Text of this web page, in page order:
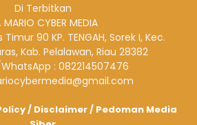
Di Terbitkan
MARIO CYBER MEDIA
90 KP. TENGAH, Sorek I, Kec.
Kab. Pelalawan, Riau 28382
: 082214507476
/ Disclaimer/ Pedoman Media